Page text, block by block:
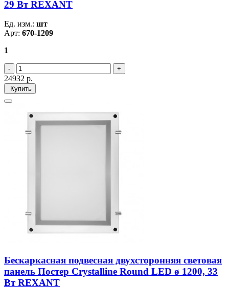
29 Вт REXANT
Ед. изм.: шт
Арт: 670-1209
1
24932 р.
Купить
Бескаркасная подвесная двухсторонняя световая
панель Постер Crystalline Round LED ø 1200, 33
Вт REXANT